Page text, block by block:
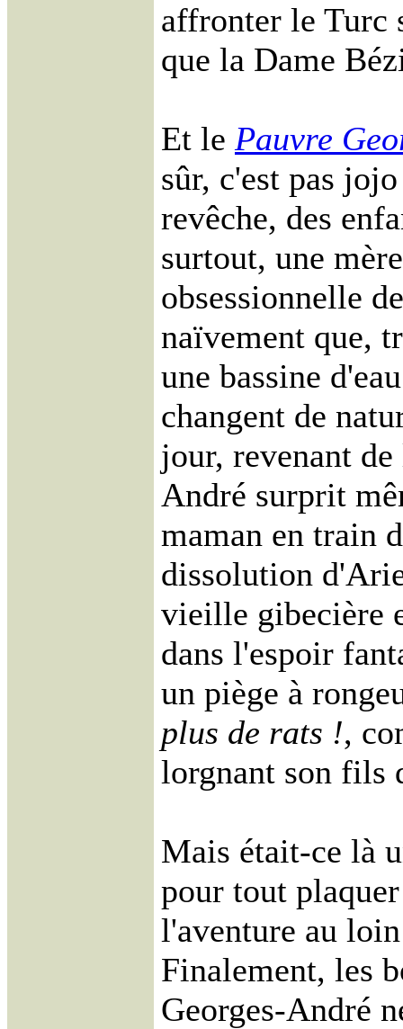
affronter le Turc
que la Dame
Et le Pauvre
sûr, c'est pas
revêche, des
surtout, une
obsessionnelle
naïvement que,
une bassine
changent de
jour, revenant de
André surprit
maman en train
dissolution
vieille gibecière
dans l'espoir
un piège à
plus de rats !,
lorgnant son
Mais était-ce là
pour tout
l'aventure au
Finalement, les
Georges-André